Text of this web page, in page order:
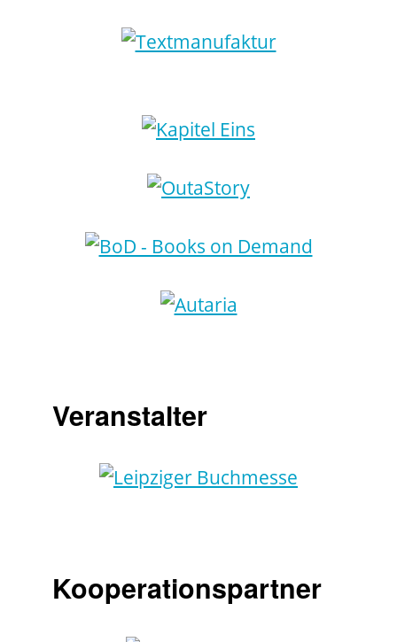
Veranstalter
Kooperationspartner